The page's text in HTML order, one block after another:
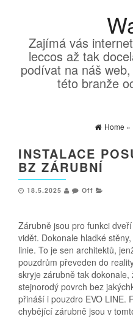
Zajímá vás
leccos až tak
podívat na náš
této branže
Home »
INSTALACE
BZ ZÁRUBNÍ
18.5.2025 Off
Zárubně jsou pro funkci
vidět. Dokonale hladké
linie. To je sen architektů,
pouzdrům převeden do
skryje zárubně tak
stejnorodý povrch bez
přináší i pouzdro EVO LINE.
chybějící zárubně jsou v